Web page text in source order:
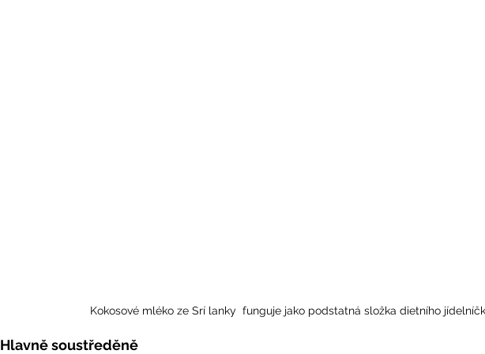
Kokosové mléko ze Srí lanky  funguje jako podstatná složka dietního
Hlavně soustředěně